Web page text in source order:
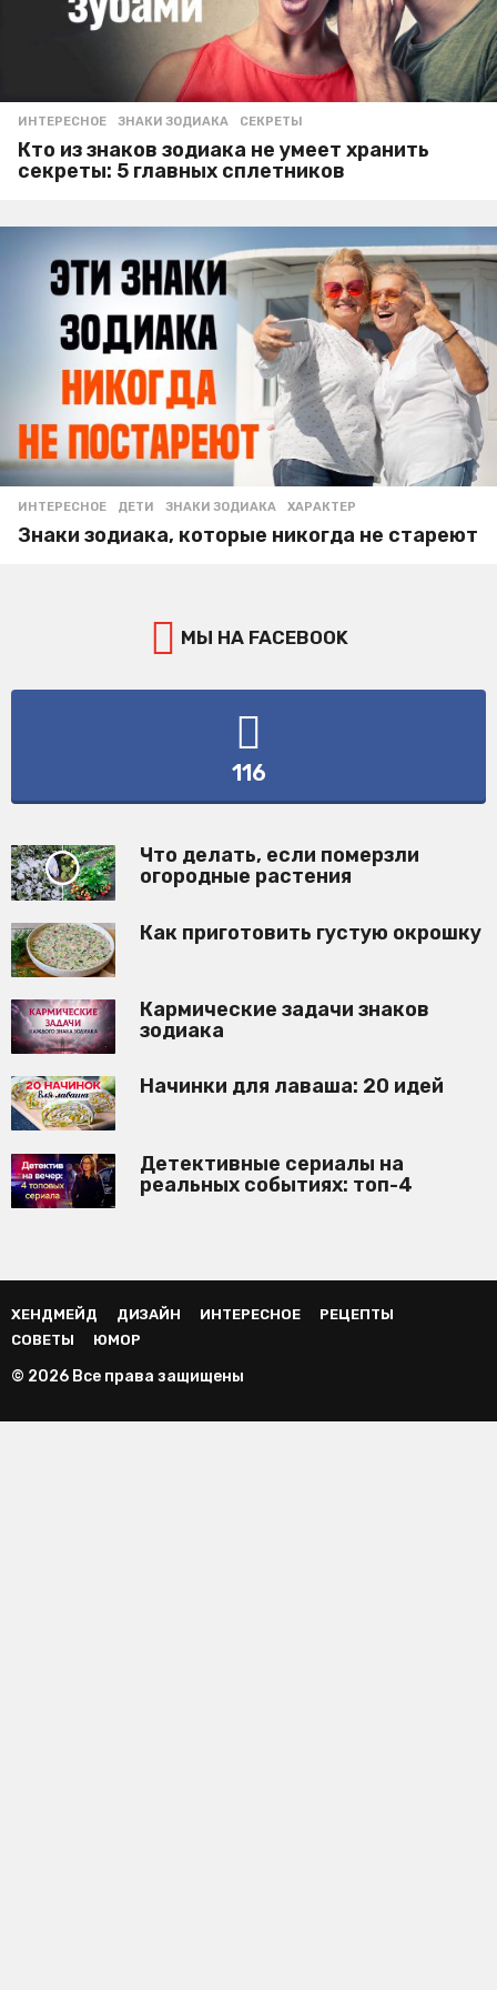
ИНТЕРЕСНОЕ ЗНАКИ ЗОДИАКА ,СЕКРЕТЫ
Кто из знаков зодиака не умеет хранить
секреты: 5 главных сплетников
ИНТЕРЕСНОЕ ДЕТИ ,ЗНАКИ ЗОДИАКА ,ХАРАКТЕР
Знаки зодиака, которые никогда не стареют
МЫ НА FACEBOOK
116
Что делать, если померзли
огородные растения
Как приготовить густую окрошку
Кармические задачи знаков
зодиака
Начинки для лаваша: 20 идей
Детективные сериалы на
реальных событиях: топ-4
ХЕНДМЕЙД ДИЗАЙН ИНТЕРЕСНОЕ
РЕЦЕПТЫ
СОВЕТЫ
ЮМОР
© 2026 Все права защищены